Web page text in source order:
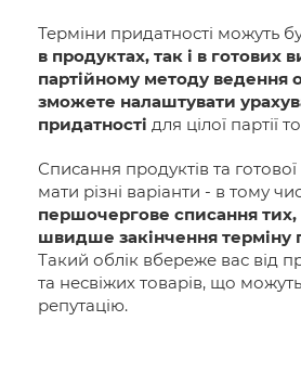
Терміни придатності можуть
в продуктах, так і в готових
партійному методу ведення
зможете налаштувати
придатності для цілої партії
Списання продуктів та
мати різні варіанти - в тому
першочергове списання
швидше закінчення терміну
Такий облік вбереже вас від
та несвіжих товарів, що
репутацію.